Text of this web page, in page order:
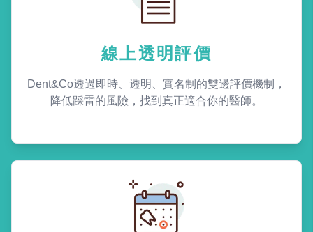
線上透明評價
Dent&Co透過即時、透明、實名制的雙邊評價機制，
降低踩雷的風險，找到真正適合你的醫師。